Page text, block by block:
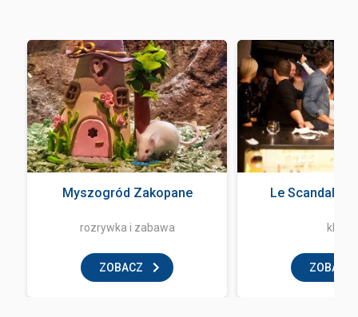
Myszogród Zakopane
rozrywka i zabawa
ZOBACZ
Le Scandale
klub
ZOBACZ